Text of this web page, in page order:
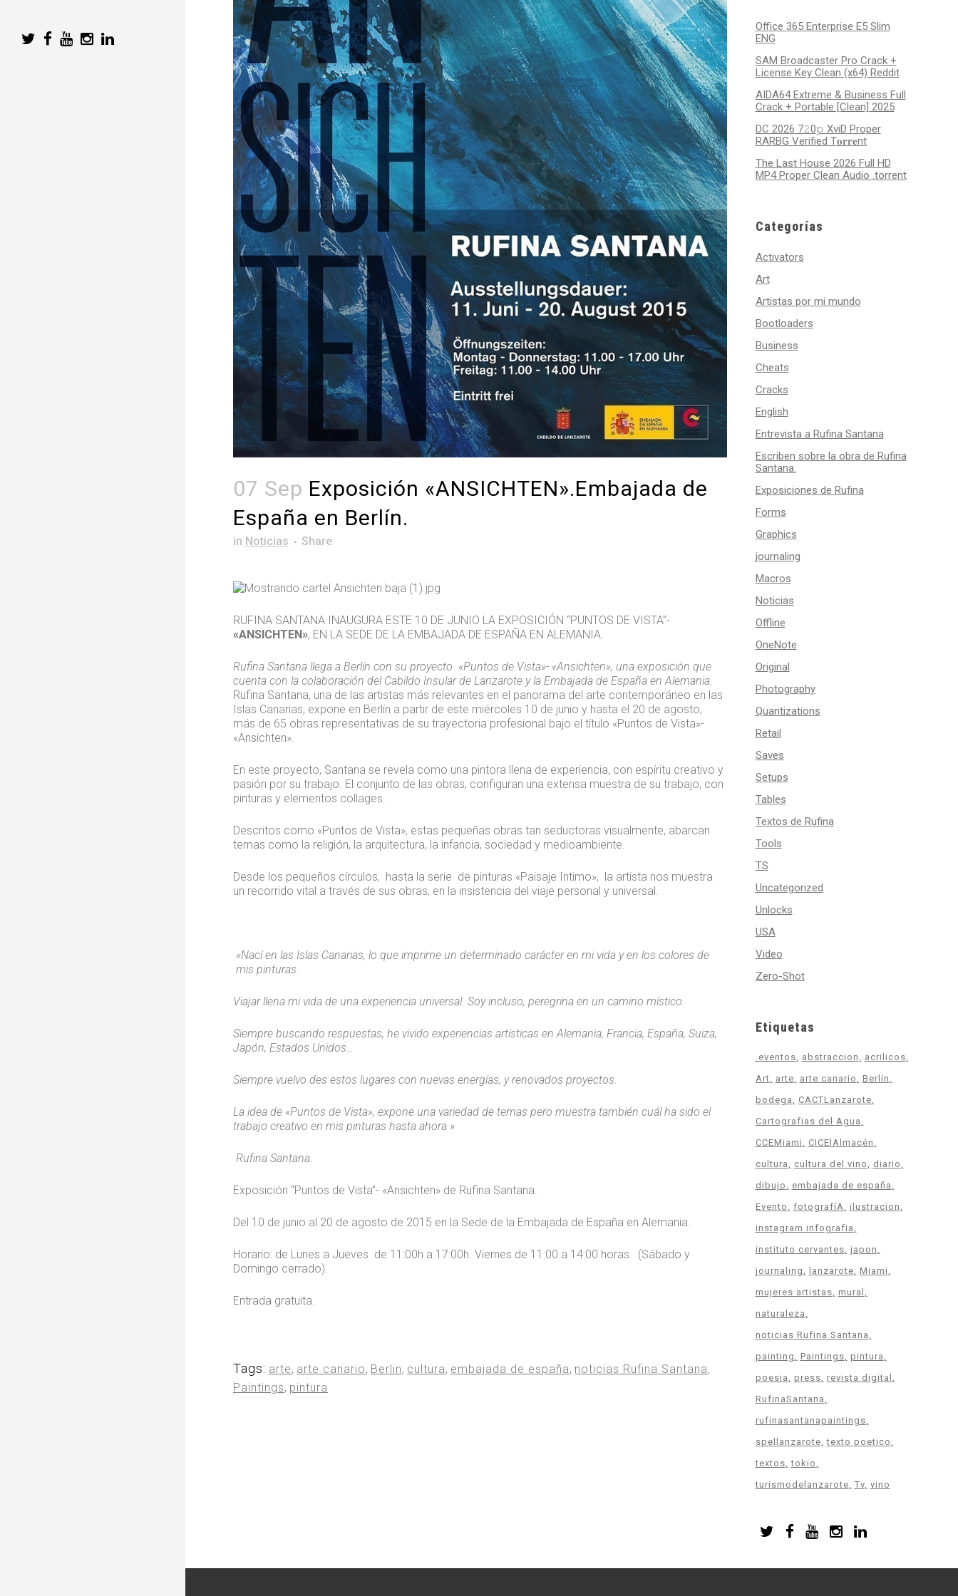
07 Sep Exposición «ANSICHTEN».Embajada de
España en Berlín.
in Noticias Share
RUFINA SANTANA INAUGURA ESTE 10 DE JUNIO LA EXPOSICIÓN “PUNTOS DE VISTA”-
«ANSICHTEN», EN LA SEDE DE LA EMBAJADA DE ESPAÑA EN ALEMANIA.
Rufina Santana llega a Berlín con su proyecto «Puntos de Vista»- «Ansichten», una exposición que
cuenta con la colaboración del Cabildo Insular de Lanzarote y la Embajada de España en Alemania.
Rufina Santana, una de las artistas más relevantes en el panorama del arte contemporáneo en las
Islas Canarias, expone en Berlín a partir de este miércoles 10 de junio y hasta el 20 de agosto,
más de 65 obras representativas de su trayectoria profesional bajo el título «Puntos de Vista»-
«Ansichten».
En este proyecto, Santana se revela como una pintora llena de experiencia, con espíritu creativo y
pasión por su trabajo. El conjunto de las obras, configuran una extensa muestra de su trabajo, con
pinturas y elementos collages.
Descritos como «Puntos de Vista», estas pequeñas obras tan seductoras visualmente, abarcan
temas como la religión, la arquitectura, la infancia, sociedad y medioambiente.
Desde los pequeños círculos, hasta la serie de pinturas «Paisaje Intimo», la artista nos muestra
un recorrido vital a través de sus obras, en la insistencia del viaje personal y universal.
«Nací en las Islas Canarias, lo que imprime un determinado carácter en mi vida y en los colores de
mis pinturas.
Viajar llena mi vida de una experiencia universal. Soy incluso, peregrina en un camino místico.
Siempre buscando respuestas, he vivido experiencias artísticas en Alemania, Francia, España, Suiza,
Japón, Estados Unidos…
Siempre vuelvo des estos lugares con nuevas energías, y renovados proyectos.
La idea de «Puntos de Vista», expone una variedad de temas pero muestra también cuál ha sido el
trabajo creativo en mis pinturas hasta ahora.»
Rufina Santana.
Exposición “Puntos de Vista”- «Ansichten» de Rufina Santana.
Del 10 de junio al 20 de agosto de 2015 en la Sede de la Embajada de España en Alemania.
Horario: de Lunes a Jueves de 11:00h a 17:00h. Viernes de 11:00 a 14:00 horas. (Sábado y
Domingo cerrado).
Entrada gratuita.
Tags: arte, arte canario, Berlin, cultura, embajada de españa, noticias Rufina Santana,
Paintings, pintura
Office 365 Enterprise E5 Slim
ENG
SAM Broadcaster Pro Crack +
License Key Clean (x64) Reddit
AIDA64 Extreme & Business Full
Crack + Portable [Clean] 2025
DC 2026 7𝟸0𝚙 XviD Proper
RARBG Verified T𝐨𝐫𝐫𝐞nt
The Last House 2026 Full HD
MP4 Proper Clean Audio .torrent
Categorías
Activators
Art
Artistas por mi mundo
Bootloaders
Business
Cheats
Cracks
English
Entrevista a Rufina Santana
Escriben sobre la obra de Rufina
Santana.
Exposiciones de Rufina
Forms
Graphics
journaling
Macros
Noticias
Offline
OneNote
Original
Photography
Quantizations
Retail
Saves
Setups
Tables
Textos de Rufina
Tools
TS
Uncategorized
Unlocks
USA
Video
Zero-Shot
Etiquetas
.eventos abstraccion
acrilicos
Art
arte arte canario
Berlin
bodega
CACTLanzarote
Cartografias del Agua
CCEMiami
CICElAlmacén
cultura
cultura del vino
diario
dibujo
embajada de españa
Evento
fotografíA ilustracion
instagram infografia
instituto cervantes japon
journaling
lanzarote Miami
mujeres artistas mural
naturaleza
noticias Rufina Santana
painting
Paintings pintura
poesia
press revista digital
RufinaSantana
rufinasantanapaintings
spellanzarote texto poetico
textos tokio
turismodelanzarote Tv vino